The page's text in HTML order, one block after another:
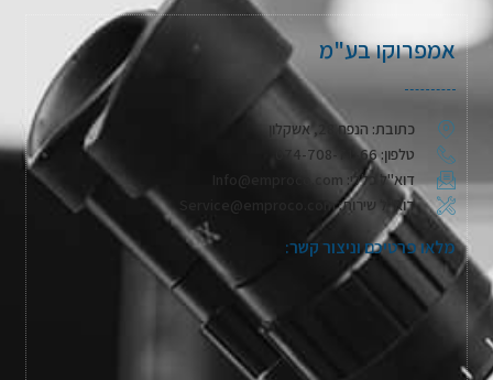
אמפרוקו בע"מ
כתובת: הנפח 28, אשקלון
טלפון: 074-708-71-66
דוא"ל כללי: Info@emproco.com
דוא"ל שירות: Service@emproco.com
מלאו פרטיכם וניצור קשר: